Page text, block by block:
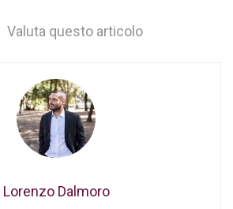
Valuta questo articolo
Lorenzo Dalmoro